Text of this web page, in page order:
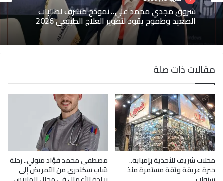
مايو 15, 2026
شروق مجدي محمد علي.. نموذج مشرف لطالبات
الصعيد وطموح يقود لتطوير العلاج الطبيعي 2026
مايو 1, 2026
(بدون عنوان)
مقالات ذات صلة
محلات شريف للأحذية بإمبابة..
خبرة عريقة وثقة مستمرة منذ
مصطفى محمد فؤاد متولي.. رحلة
شاب سكندري من التمريض إلى